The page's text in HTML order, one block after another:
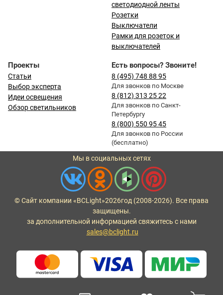
светодиодной ленты
Розетки
Выключатели
Рамки для розеток и
выключателей
Проекты
Статьи
Выбор эксперта
Идеи освещения
Обзор светильников
Есть вопросы? Звоните!
8 (495) 748 88 95
Для звонков по Москве
8 (812) 313 25 22
Для звонков по Санкт-
Петербургу
8 (800) 550 95 45
Для звонков по России
(бесплатно)
Мы в социальных сетях
© Сайт компании «BCLight»2026год (2008-2026). Все права
защищены.
за дополнительной информацией свяжитесь с нами
sales@bclight.ru